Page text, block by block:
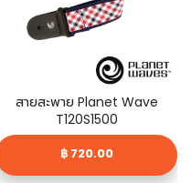
สายสะพาย Planet Wave
T120S1500
฿ 720.00